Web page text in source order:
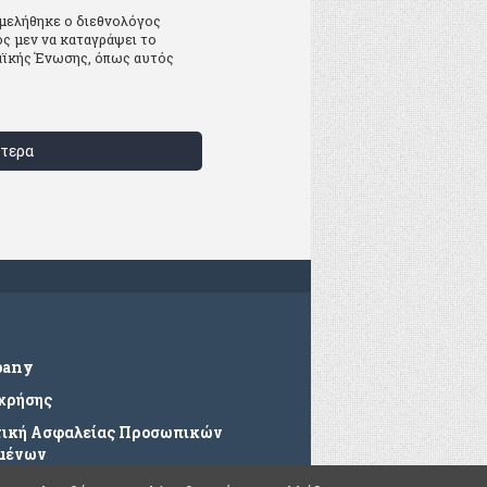
ο διεθνολόγος
μεν να καταγράψει το
Ένωσης, όπως αυτός
Ασφαλείας Προσωπικών